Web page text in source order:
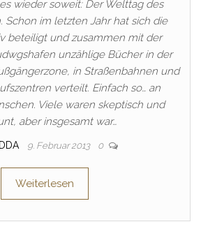
wieder soweit: Der Welttag des
Schon im letzten Jahr hat sich die
beteiligt und zusammen mit der
unzählige Bücher in der
in Straßenbahnen und
verteilt. Einfach so… an
Viele waren skeptisch und
aber insgesamt war…
9. Februar 2013 0
Weiterlesen